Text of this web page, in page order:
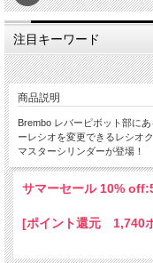
注目キーワード
商品説明
Brembo レバーピボット部に
ーレシオを変更できるレシオ
マスターシリンダーが登場！
サマーセール 10% off:
[ポイント還元 1,740